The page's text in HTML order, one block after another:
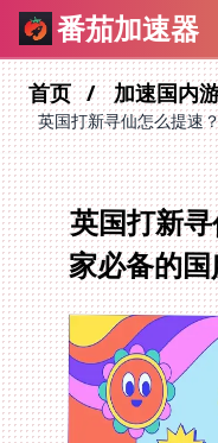
番茄加速器
首页 加速国内
英国打新寻仙怎么提速
英国打新
家必备的